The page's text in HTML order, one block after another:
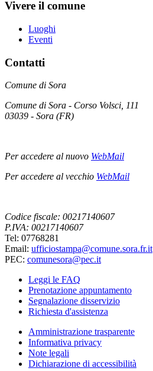
Vivere il comune
Luoghi
Eventi
Contatti
Comune di Sora
Comune di Sora - Corso Volsci, 111
03039 - Sora (FR)
Per accedere al nuovo WebMail
Per accedere al vecchio WebMail
Codice fiscale: 00217140607
P.IVA: 00217140607
Tel: 07768281
Email: ufficiostampa@comune.sora.fr.it
PEC: comunesora@pec.it
Leggi le FAQ
Prenotazione appuntamento
Segnalazione disservizio
Richiesta d'assistenza
Amministrazione trasparente
Informativa privacy
Note legali
Dichiarazione di accessibilità